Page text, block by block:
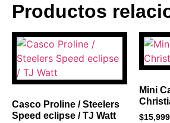
BANNER CON
Click Here
Productos
Casco Proline / Steelers
Speed eclipse / TJ Watt
Mini
$